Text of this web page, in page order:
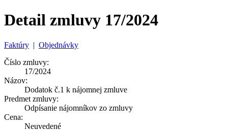
Detail zmluvy 17/2024
Faktúry | Objednávky
Číslo zmluvy:
17/2024
Názov:
Dodatok č.1 k nájomnej zmluve
Predmet zmluvy:
Odpísanie nájomníkov zo zmluvy
Cena:
Neuvedené